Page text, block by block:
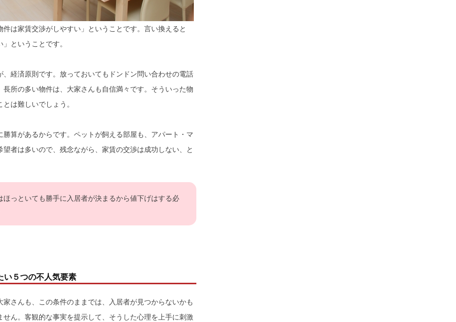
は家賃交渉がしやすい」ということです。言い換えると
ということです。
経済原則です。放っておいてもドンドン問い合わせの電話
所の多い物件は、大家さんも自信満々です。そういった物
は難しいでしょう。
算があるからです。ペットが飼える部屋も、アパート・マ
者は多いので、残念ながら、家賃の交渉は成功しない、と
ほっといても勝手に入居者が決まるから値下げはする必
い５つの不人気要素
さんも、この条件のままでは、入居者が見つからないかも
ん。客観的な事実を提示して、そうした心理を上手に刺激